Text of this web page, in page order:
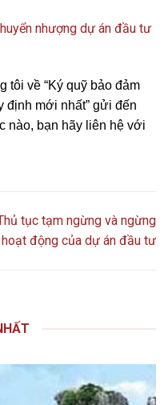
nhượng dự án đầu tư
tôi về “Ký quỹ bảo đảm
định mới nhất” gửi đến
nào, bạn hãy liên hệ với
tục tạm ngừng và ngừng
hoạt động của dự án đầu tư